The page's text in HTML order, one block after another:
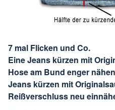
7 mal Flicken und Co.
Eine Jeans kürzen mit
Hose am Bund enger nähen
Jeans kürzen mit
Reißverschluss neu